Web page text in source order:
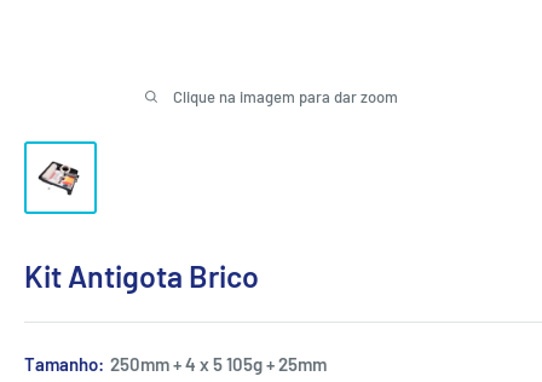
Clique na imagem para dar zoom
Kit Antigota Brico
Tamanho: 250mm + 4 x 5 105g + 25mm